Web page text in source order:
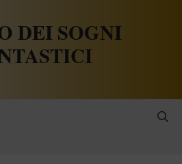
DEI SOGNI